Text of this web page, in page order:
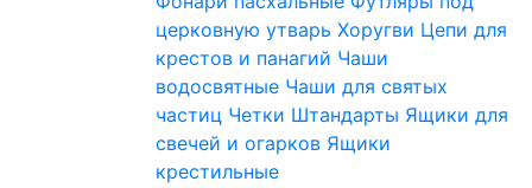
церковную утварь Хоругви Цепи для
крестов и панагий Чаши
водосвятные Чаши для святых
частиц Четки Штандарты Ящики для
свечей и огарков Ящики
крестильные